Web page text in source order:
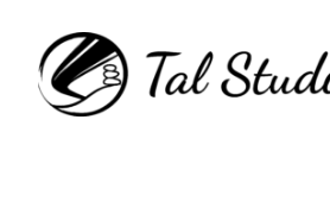
Inhalt
springen